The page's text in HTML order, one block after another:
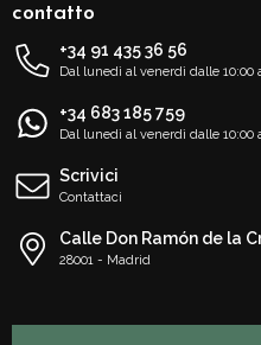
contatto
+34 91 435 36 56
Dal lunedì al venerdì dalle 10:00
+34 683 185 759
Dal lunedì al venerdì dalle 10:00
Scrivici
Contattaci
Calle Don Ramón de la
28001 - Madrid